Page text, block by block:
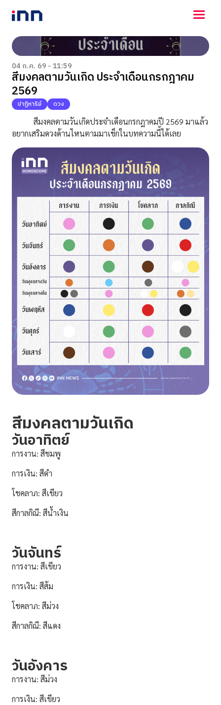
NEWS
ENTERTAINMENT
LIFESTYLE
HOROSCOPE
LOTTERY
VIDEO
ร่วมด้วยช่วยกัน
04 ก.ค. 69 - 11:59
สีมงคลตามวันเกิด ประจำเดือนกรกฎาคม
2569
ปาฏิหาริย์ ดวง
สีมงคลตามวันเกิดประจำเดือนกรกฎาคมปี 2569 มาแล้ว
อยากเสริมดวงด้านไหนตามมาเช็กในบทความนี้ได้เลย
สีมงคลตามวันเกิด
วันอาทิตย์
การงาน: สีชมพู
การเงิน: สีดำ
โชคลาภ: สีเขียว
สีกาลกิณี: สีน้ำเงิน
วันจันทร์
การงาน: สีเขียว
การเงิน: สีส้ม
โชคลาภ: สีม่วง
สีกาลกิณี: สีแดง
วันอังคาร
การงาน: สีม่วง
การเงิน: สีเขียว